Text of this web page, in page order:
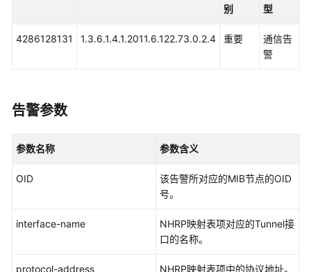
方
乾
APP
华
坤-
公
别
型
4286128131 1.3.6.1.4.1.2011.6.122.73.0.2.4 重要
通信告
警
告警参数
参数名称 参数含义
OID
该告警所对应的MIB节点的OID
号。
interface-name
NHRP映射表项对应的Tunnel接
口的名称。
protocol-address NHRP映射表项中的协议地址。